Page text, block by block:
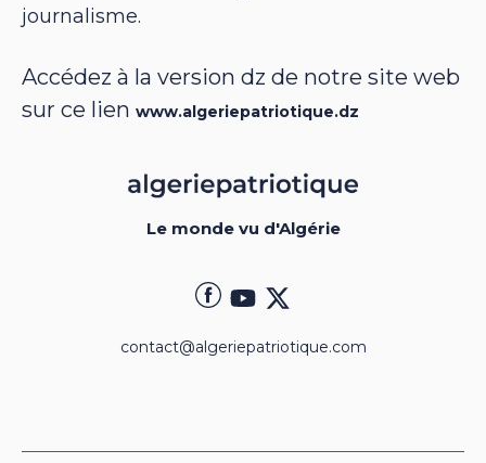
journalisme.
Accédez à la version dz de notre site web
sur ce lien www.algeriepatriotique.dz
Le monde vu d'Algérie
contact@algeriepatriotique.com